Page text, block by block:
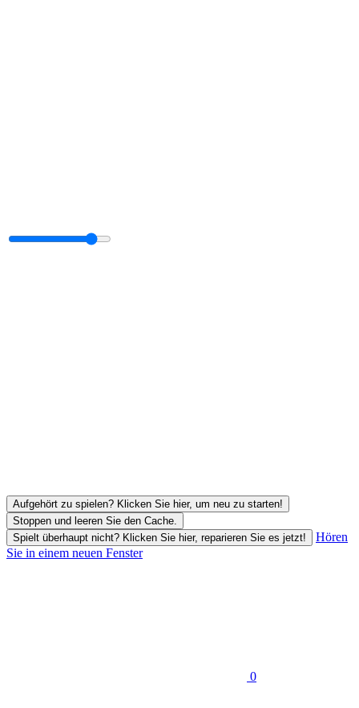
Aufgehört zu spielen? Klicken Sie hier, um neu zu starten!
Stoppen und leeren Sie den Cache.
Spielt überhaupt nicht? Klicken Sie hier, reparieren Sie es jetzt!
Hören
Sie in einem neuen Fenster
0